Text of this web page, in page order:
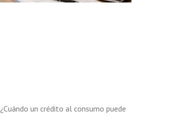
¿Cuándo un crédito al consumo puede